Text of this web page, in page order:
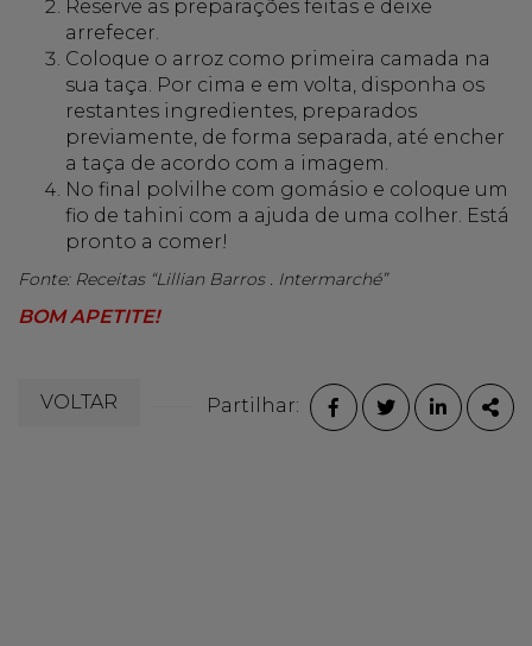
Reserve as preparações feitas e deixe
arrefecer.
Coloque o arroz como primeira camada na
sua taça. Por cima e em volta, disponha os
restantes ingredientes, preparados
previamente, de forma separada, até encher
a taça de acordo com a imagem.
No final polvilhe com gomásio e coloque um
fio de tahini com a ajuda de uma colher. Está
pronto a comer!
Fonte: Receitas “Lillian Barros . Intermarché”
BOM APETITE!
VOLTAR Partilhar:
FACEBOOK
TWITTER